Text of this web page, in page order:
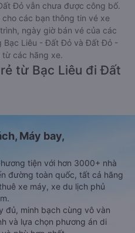
Đỏ vẫn chưa được công bố.
các bạn thông tin vé xe
ngày giờ bán vé của các
Bạc Liêu - Đất Đỏ và Đất Đỏ -
các hãng xe.
từ Bạc Liêu đi Đất
Máy bay,
tiện với hơn 3000+ nhà
đường toàn quốc, tất cả hãng
xe máy, xe du lịch phủ
đủ, minh bạch cùng vô vàn
và lựa chọn phương án di